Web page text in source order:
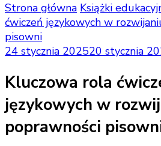
Strona główna Książki
ćwiczeń językowych w
pisowni
24 stycznia 202520 stycznia
Kluczowa rola
językowych w
poprawności